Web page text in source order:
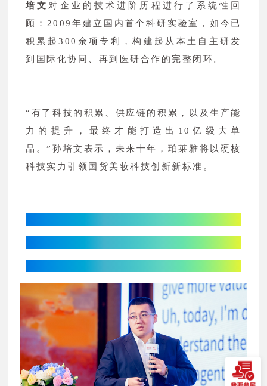
培文 对企业的技术进阶历程进行了系统性回
顾：2009年建立国内首个科研实验室，如今已
积累起300余项专利，构建起从本土自主研发
到国际化协同、再到医研合作的完整闭环。
“有了科技的积累、供应链的积累，以及生产能
力的提升，最终才能打造出10亿级大单
品。”孙培文表示，未来十年，珀莱雅将以硬核
科技实力引领国货美妆科技创新新标准。